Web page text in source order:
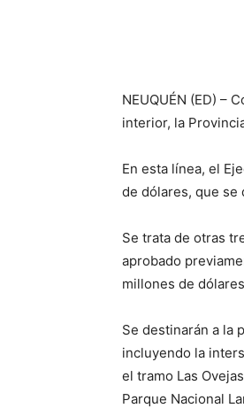
NEUQUÉN (ED) –
interior, la
En esta línea, el
de dólares, que se
Se trata de otras
aprobado
millones de
Se destinarán a la
incluyendo la
el tramo Las
Parque Nacional